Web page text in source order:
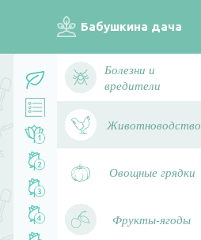
Бабушкина дача
1
2
3
4
Болезни и
вредители
Животноводство
Овощные грядки
Фрукты-ягоды